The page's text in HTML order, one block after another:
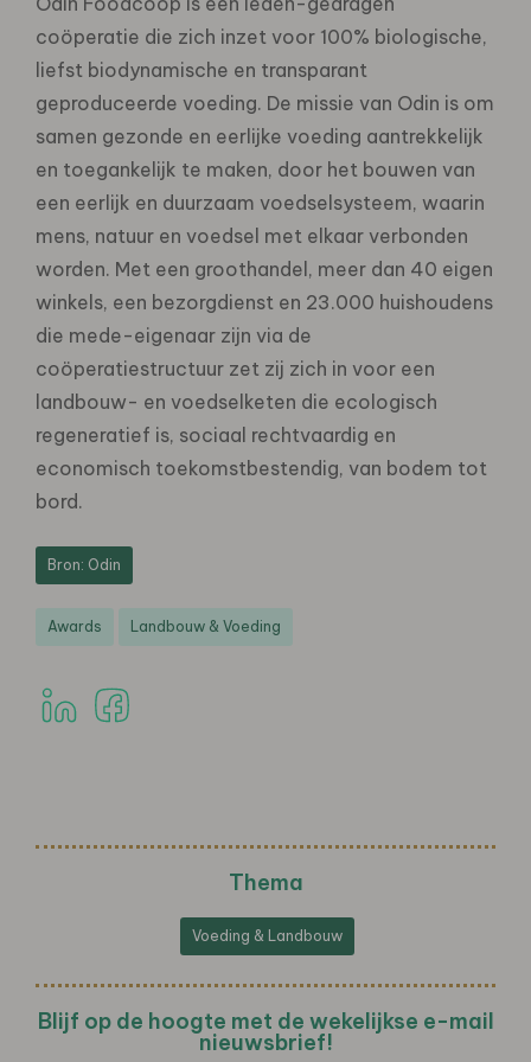
coöperatie die zich inzet voor 100% biologische,
liefst biodynamische en transparant
geproduceerde voeding. De missie van Odin is om
samen gezonde en eerlijke voeding aantrekkelijk
en toegankelijk te maken, door het bouwen van
een eerlijk en duurzaam voedselsysteem, waarin
mens, natuur en voedsel met elkaar verbonden
worden. Met een groothandel, meer dan 40 eigen
winkels, een bezorgdienst en 23.000 huishoudens
die mede-eigenaar zijn via de
coöperatiestructuur zet zij zich in voor een
landbouw- en voedselketen die ecologisch
regeneratief is, sociaal rechtvaardig en
economisch toekomstbestendig, van bodem tot
bord.
Bron: Odin
Awards Landbouw & Voeding
Thema
Voeding & Landbouw
Blijf op de hoogte met de wekelijkse e-mail
nieuwsbrief!